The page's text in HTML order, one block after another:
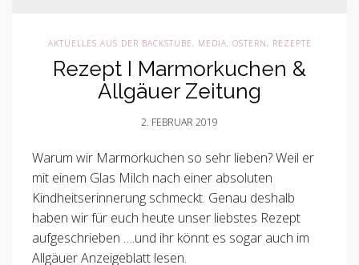
AKTUELLES AUS DER BACKSTUBE, MEDIA, OSTERN, REZEPTE
Rezept I Marmorkuchen &
Allgäuer Zeitung
2. FEBRUAR 2019
Warum wir Marmorkuchen so sehr lieben? Weil er
mit einem Glas Milch nach einer absoluten
Kindheitserinnerung schmeckt. Genau deshalb
haben wir für euch heute unser liebstes Rezept
aufgeschrieben ….und ihr könnt es sogar auch im
Allgäuer Anzeigeblatt lesen.